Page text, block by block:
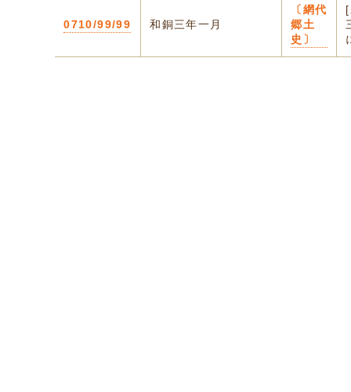
0710/99/99 和銅三年一月
〔網代
郷土
史〕